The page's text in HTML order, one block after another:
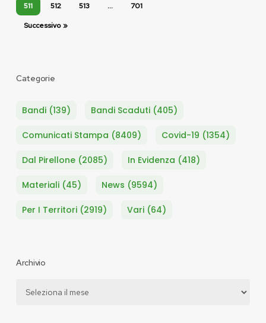
511 512 513 … 701
Successivo »
Categorie
Bandi(139) Bandi Scaduti(405)
Comunicati Stampa (8409) Covid-19 (1354)
Dal Pirellone(2085) In Evidenza (418)
Materiali(45) News (9594)
Per I Territori(2919) Vari(64)
Archivio